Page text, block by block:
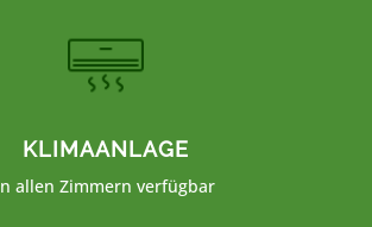
KLIMAANLAGE
allen Zimmern verfügbar